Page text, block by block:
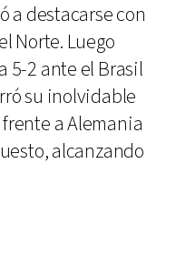
a destacarse con
Norte. Luego
5-2 ante el Brasil
su inolvidable
a Alemania
alcanzando